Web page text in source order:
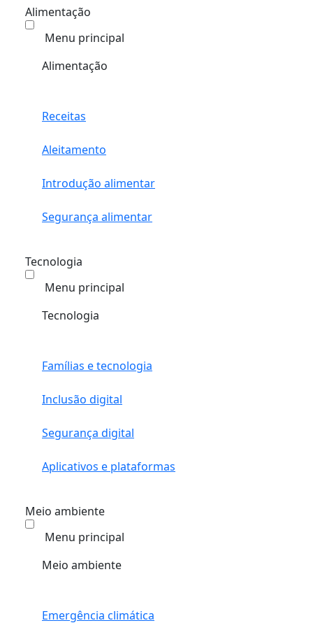
Alimentação
Menu principal
Alimentação
Receitas
Aleitamento
Introdução alimentar
Segurança alimentar
Tecnologia
Menu principal
Tecnologia
Famílias e tecnologia
Inclusão digital
Segurança digital
Aplicativos e plataformas
Meio ambiente
Menu principal
Meio ambiente
Emergência climática